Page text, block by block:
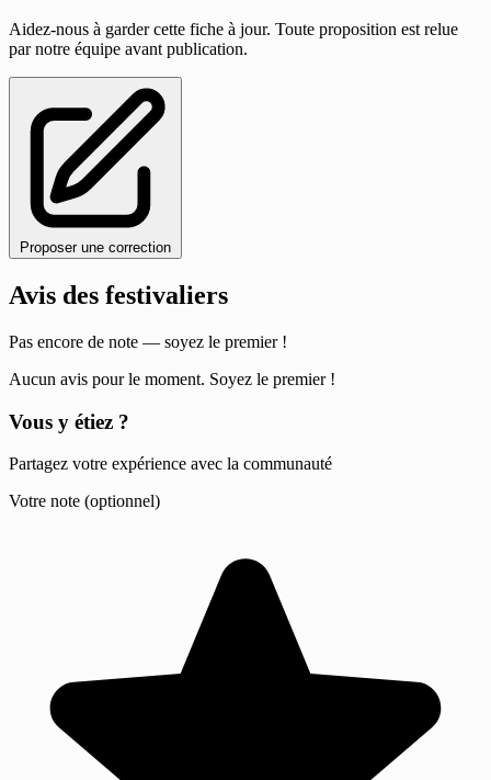
Aidez-nous à garder cette fiche à jour. Toute proposition est relue
par notre équipe avant publication.
Proposer une correction
Avis des festivaliers
Pas encore de note — soyez le premier !
Aucun avis pour le moment. Soyez le premier !
Vous y étiez ?
Partagez votre expérience avec la communauté
Votre note (optionnel)